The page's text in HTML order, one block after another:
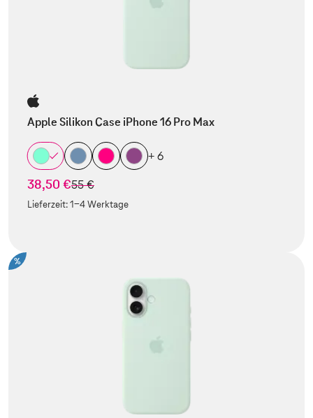
Apple Silikon Case iPhone 16 Pro Max
+ 6
38,50 €statt
55 €
Lieferzeit:1-4 Werktage
%